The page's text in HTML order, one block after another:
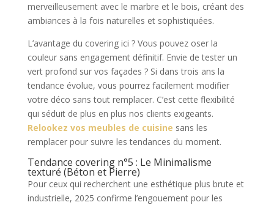
merveilleusement avec le marbre et le bois, créant des
ambiances à la fois naturelles et sophistiquées.
L’avantage du covering ici ? Vous pouvez oser la
couleur sans engagement définitif. Envie de tester un
vert profond sur vos façades ? Si dans trois ans la
tendance évolue, vous pourrez facilement modifier
votre déco sans tout remplacer. C’est cette flexibilité
qui séduit de plus en plus nos clients exigeants.
Relookez vos meubles de cuisine sans les
remplacer pour suivre les tendances du moment.
Tendance covering n°5 : Le Minimalisme
texturé (Béton et Pierre)
Pour ceux qui recherchent une esthétique plus brute et
industrielle, 2025 confirme l’engouement pour les